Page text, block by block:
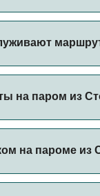
на паром из
на пароме из